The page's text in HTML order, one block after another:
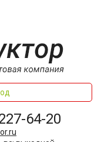
64-20